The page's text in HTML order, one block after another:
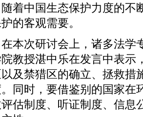
着中国生态保护力度的不
的客观需要。
次研讨会上，诸多法学
教授湛中乐在发言中表示
及禁猎区的确立、拯救措
同时，要借鉴别的国家在
估制度、听证制度、信息